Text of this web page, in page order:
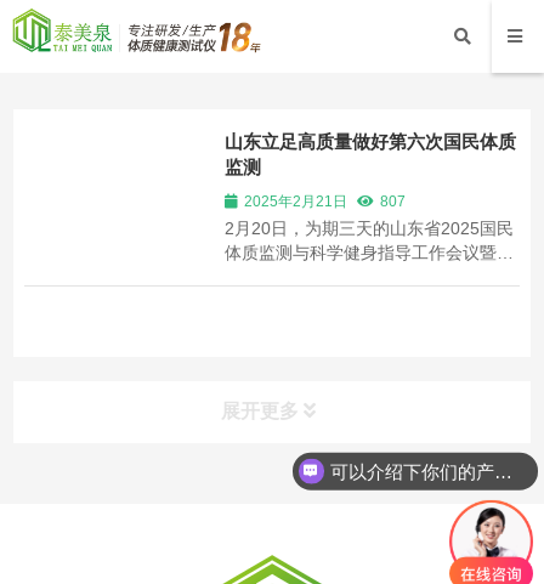
山东立足高质量做好第六次国民体质
监测
2025年2月21日 807
2月20日，为期三天的山东省2025国民
体质监测与科学健身指导工作会议暨培
深度融合新路径...
展开更多
可以介绍下你们的产品么？